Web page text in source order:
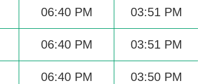
06:40 PM 03:51 PM
06:40 PM 03:51 PM
06:40 PM 03:50 PM